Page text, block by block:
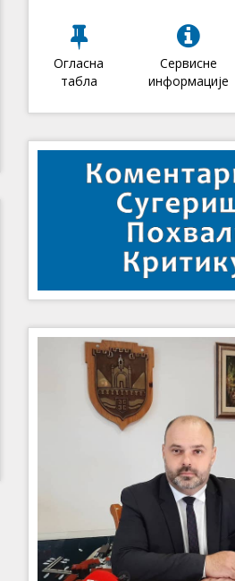
Огласна
табла
Сервисне
информације